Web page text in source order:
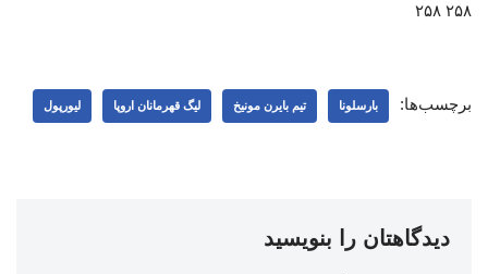
۲۵۸ ۲۵۸
برچسب‌ها: بارسلونا تیم بایرن مونیخ لیگ قهرمانان اروپا لیورپول
دیدگاهتان را بنویسید